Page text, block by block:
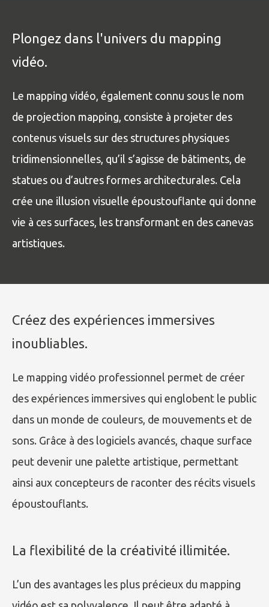
Plongez dans l'univers du mapping
vidéo.
Le mapping vidéo, également connu sous le nom
de projection mapping, consiste à projeter des
contenus visuels sur des structures physiques
tridimensionnelles, qu’il s’agisse de bâtiments, de
statues ou d’autres formes architecturales. Cela
crée une illusion visuelle époustouflante qui donne
vie à ces surfaces, les transformant en des canevas
artistiques.
Créez des expériences immersives
inoubliables.
Le mapping vidéo professionnel permet de créer
des expériences immersives qui englobent le public
dans un monde de couleurs, de mouvements et de
sons. Grâce à des logiciels avancés, chaque surface
peut devenir une palette artistique, permettant
ainsi aux concepteurs de raconter des récits visuels
époustouflants.
La flexibilité de la créativité illimitée.
L’un des avantages les plus précieux du mapping